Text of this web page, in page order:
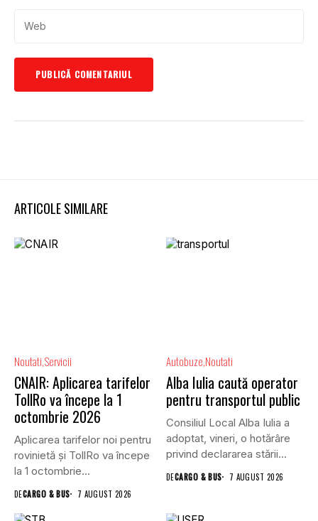
ARTICOLE SIMILARE
Noutati Servicii
CNAIR: Aplicarea tarifelor
TollRo va începe la 1
octombrie 2026
Aplicarea tarifelor noi pentru
rovinietă și TollRo va începe
la 1 octombrie...
DECARGO & BUS 7 AUGUST 2026
Autobuze Noutati
Alba Iulia caută operator
pentru transportul public
Consiliul Local Alba Iulia a
adoptat, vineri, o hotărâre
privind declararea stării...
DECARGO & BUS 7 AUGUST 2026